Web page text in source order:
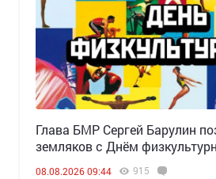
Глава БМР Сергей Барулин
земляков с Днём
08.08.2026 09:44 915